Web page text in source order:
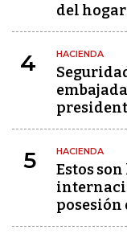
del hogar
4 HACIENDA
5 HACIENDA
Estos
posesión